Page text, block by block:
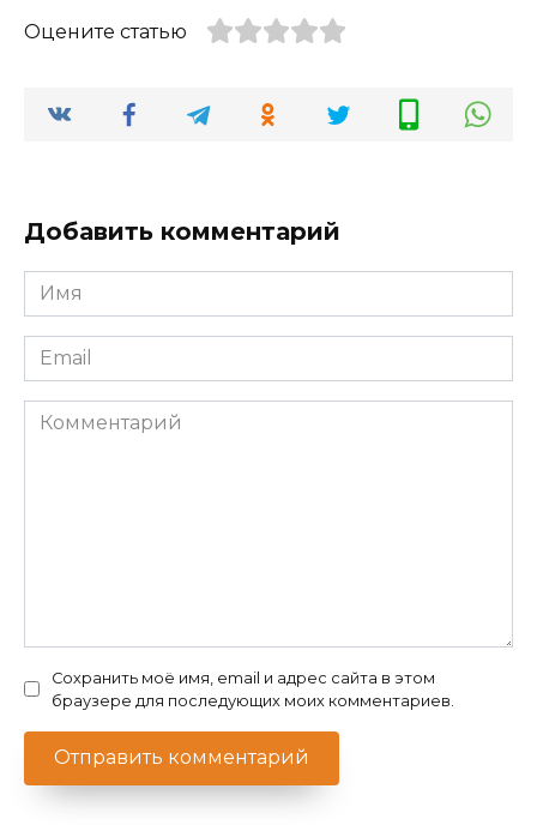
Оцените статью
Добавить комментарий
Имя
*
Email
*
Комментарий
Сохранить моё имя, email и адрес сайта в этом
браузере для последующих моих комментариев.